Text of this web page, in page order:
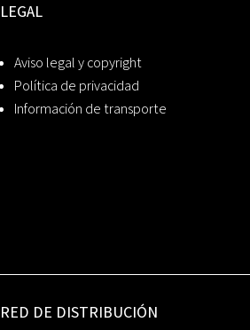
LEGAL
Aviso legal y copyright
Política de privacidad
Información de transporte
RED DE DISTRIBUCIÓN